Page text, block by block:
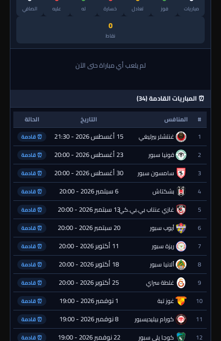
مباريات فوز تعادل خسارة له عليه الصافي
0
نقاط
لم يلعب أي مباراة حتى الآن
⏰ المباريات القادمة (34)
# المنافس التاريخ
الحالة
1
غنتشلر بيرليغي 15 أغسطس 2026 - 21:30 ⏰ قادمة
2 قونيا سبور 23 أغسطس 2026 - 20:00 ⏰ قادمة
3 سامسون سبور 30 أغسطس 2026 - 20:00 ⏰ قادمة
4 بشكتاش 6 سبتمبر 2026 - 20:00 ⏰ قادمة
5 غازي عنتاب بي.بي.كي.13 سبتمبر 2026 - 20:00 ⏰ قادمة
6 أيوب سبور 20 سبتمبر 2026 - 20:00 ⏰ قادمة
7 ريزة سبور 11 أكتوبر 2026 - 20:00 ⏰ قادمة
8 ألانيا سبور 18 أكتوبر 2026 - 20:00 ⏰ قادمة
9 غلطة سراي 25 أكتوبر 2026 - 20:00 ⏰ قادمة
10 غوز تبة 1 نوفمبر 2026 - 19:00 ⏰ قادمة
11 كورام بيليديسبور 8 نوفمبر 2026 - 19:00 ⏰ قادمة
12 كوجا يلي سبور 22 نوفمبر 2026 - 19:00 ⏰ قادمة